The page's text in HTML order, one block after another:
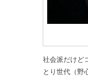
社会派だけど
とり世代（野